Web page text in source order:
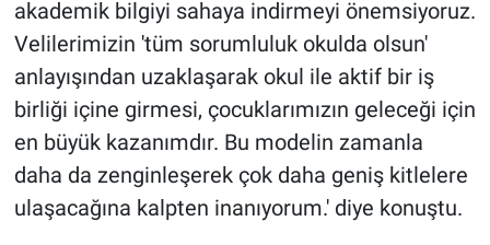
akademik bilgiyi sahaya indirmeyi önemsiyoruz.
Velilerimizin 'tüm sorumluluk okulda olsun'
anlayışından uzaklaşarak okul ile aktif bir iş
birliği içine girmesi, çocuklarımızın geleceği için
en büyük kazanımdır. Bu modelin zamanla
daha da zenginleşerek çok daha geniş kitlelere
ulaşacağına kalpten inanıyorum.' diye konuştu.